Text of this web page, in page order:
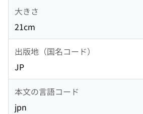
大きさ
21cm
出版地（国名コード）
JP
本文の言語コード
jpn